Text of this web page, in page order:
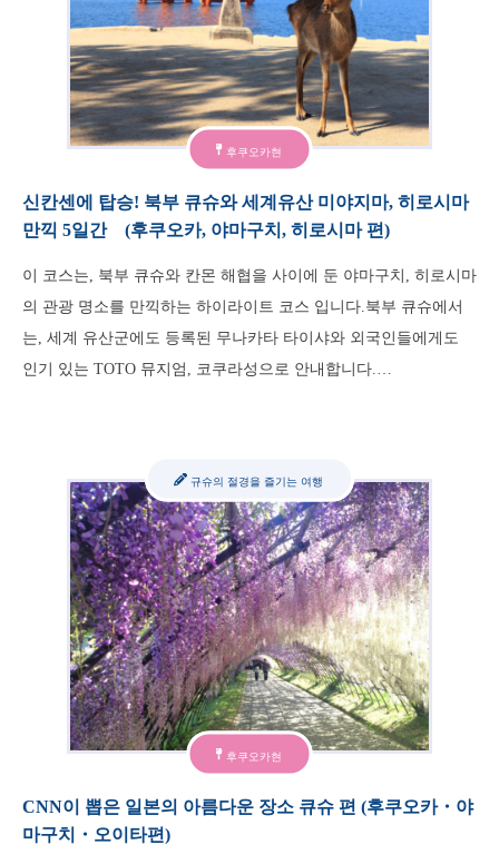
후쿠오카현
신칸센에 탑승! 북부 큐슈와 세계유산 미야지마, 히로시마
만끽 5일간 (후쿠오카, 야마구치, 히로시마 편)
이 코스는, 북부 큐슈와 칸몬 해협을 사이에 둔 야마구치, 히로시마
의 관광 명소를 만끽하는 하이라이트 코스 입니다.북부 큐슈에서
는, 세계 유산군에도 등록된 무나카타 타이샤와 외국인들에게도
인기 있는 TOTO 뮤지엄, 코쿠라성으로 안내합니다.…
후쿠오카현
규슈의 절경을 즐기는 여행
CNN이 뽑은 일본의 아름다운 장소 큐슈 편 (후쿠오카・야
마구치・오이타편)